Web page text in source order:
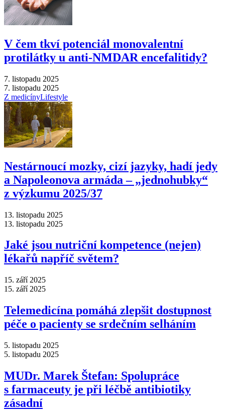
V čem tkví potenciál monovalentní
protilátky u anti-NMDAR encefalitidy?
7. listopadu 2025
7. listopadu 2025
Z medicínyLifestyle
Nestárnoucí mozky, cizí jazyky, hadí jedy
a Napoleonova armáda –⁠ „jednohubky“
z výzkumu 2025/37
13. listopadu 2025
13. listopadu 2025
Jaké jsou nutriční kompetence (nejen)
lékařů napříč světem?
15. září 2025
15. září 2025
Telemedicína pomáhá zlepšit dostupnost
péče o pacienty se srdečním selháním
5. listopadu 2025
5. listopadu 2025
MUDr. Marek Štefan: Spolupráce
s farmaceuty je při léčbě antibiotiky
zásadní